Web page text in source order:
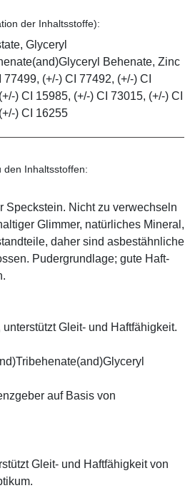
der Inhaltsstoffe):
Glyceryl
Behenate, Zinc
(+/-) CI 77492, (+/-) CI
) CI 15985, (+/-) CI 73015, (+/-) CI
) CI 16255
den Inhaltsstoffen:
Speckstein. Nicht zu verwechseln
Glimmer, natürliches Mineral,
daher sind asbestähnliche
Pudergrundlage; gute Haft-
Gleit- und Haftfähigkeit.
auf Basis von
Gleit- und Haftfähigkeit von